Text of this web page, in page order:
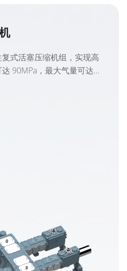
式活塞压缩机组，实现高
90MPa，最大气量可达